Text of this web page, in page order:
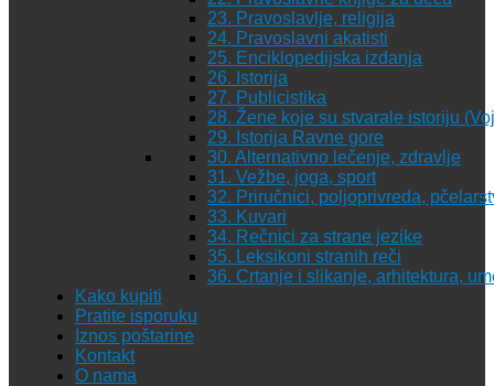
23. Pravoslavlje, religija
24. Pravoslavni akatisti
25. Enciklopedijska izdanja
26. Istorija
27. Publicistika
28. Žene koje su stvarale istoriju
29. Istorija Ravne gore
30. Alternativno lečenje, zdravlje
31. Vežbe, joga, sport
32. Priručnici, poljoprivreda,
33. Kuvari
34. Rečnici za strane jezike
35. Leksikoni stranih reči
36. Crtanje i slikanje, arhitektura,
Kako kupiti
Pratite isporuku
Iznos poštarine
Kontakt
O nama